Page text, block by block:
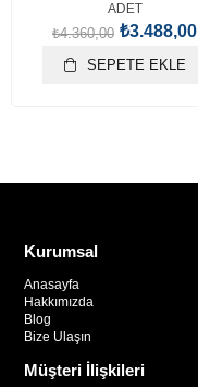
ADET
₺3.488,00
₺4.360,00
SEPETE EKLE
Kurumsal
Anasayfa
Hakkımızda
Blog
Bize Ulaşın
Müşteri İlişkileri